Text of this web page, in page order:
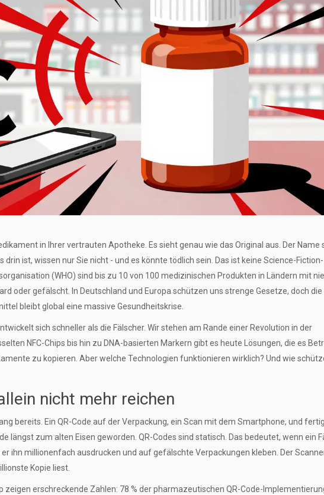
in Ihrer vertrauten Apotheke. Es sieht genau wie das Original aus. Der Name
drin ist, wissen nur Sie nicht - und es könnte tödlich sein. Das ist keine Science-Fiction-
(WHO) sind bis zu 10 von 100 medizinischen Produkten in Ländern mit
oder gefälscht. In Deutschland und Europa schützen uns strenge Gesetze, doch die
bleibt global eine massive Gesundheitskrise.
sich schneller als die Fälscher. Wir stehen am Rande einer Revolution in der
NFC-Chips bis hin zu DNA-basierten Markern gibt es heute Lösungen, die es
zu kopieren. Aber welche Technologien funktionieren wirklich? Und wie
nicht mehr reichen
bereits. Ein QR-Code auf der Verpackung, ein Scan mit dem Smartphone, und
längst zum alten Eisen geworden. QR-Codes sind statisch. Das bedeutet, wenn ein
ihn millionenfach ausdrucken und auf gefälschte Verpackungen kleben. Der
Kopie liest.
zeigen erschreckende Zahlen: 78 % der pharmazeutischen QR-Code-